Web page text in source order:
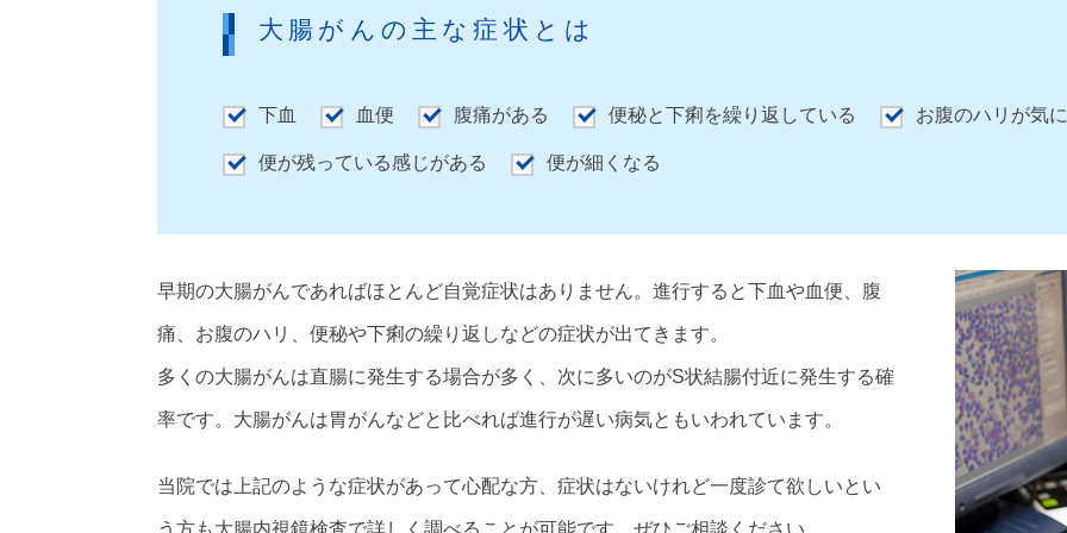
大腸がんの主な症状とは
下血 血便 腹痛がある 便秘と下痢を繰り返している お腹のハリが気
便が残っている感じがある 便が細くなる
早期の大腸がんであればほとんど自覚症状はありません。進行すると下血や血便、腹
痛、お腹のハリ、便秘や下痢の繰り返しなどの症状が出てきます。
多くの大腸がんは直腸に発生する場合が多く、次に多いのがS状結腸付近に発生する確
率です。大腸がんは胃がんなどと比べれば進行が遅い病気ともいわれています。
当院では上記のような症状があって心配な方、症状はないけれど一度診て欲しいとい
う方も大腸内視鏡検査で詳しく調べることが可能です。ぜひご相談ください。